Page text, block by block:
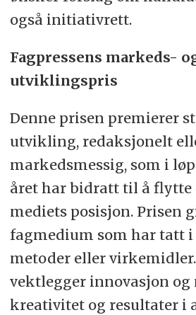
også initiativrett.
Fagpressens markeds-
utviklingspris
Denne prisen premierer
utvikling, redaksjonelt
markedsmessig, som i
året har bidratt til å flytte
mediets posisjon. Prisen
fagmedium som har tatt
metoder eller
vektlegger innovasjon
kreativitet og resultater i